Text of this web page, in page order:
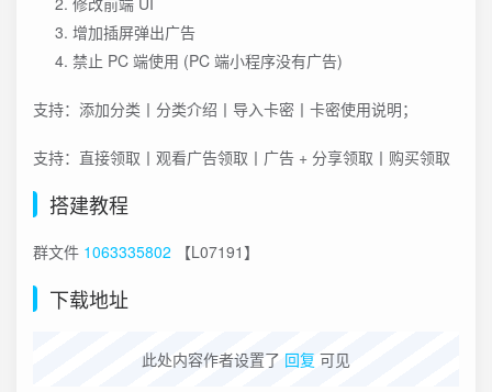
增加插屏弹出广告
禁止 PC 端使用 (PC 端小程序没有广告)
支持：添加分类丨分类介绍丨导入卡密丨卡密使用说明；
支持：直接领取丨观看广告领取丨广告 + 分享领取丨购买领取
搭建教程
群文件 1063335802 【L07191】
下载地址
此处内容作者设置了 回复 可见